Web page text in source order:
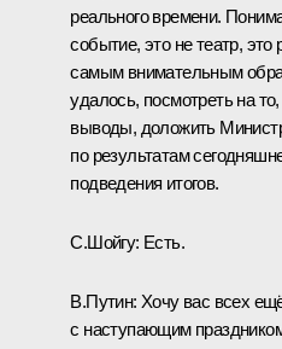
реального времени.
событие, это не театр,
самым внимательным
удалось, посмотреть на
выводы, доложить
по результатам
подведения итогов.
С.Шойгу: Есть.
В.Путин: Хочу вас всех
с наступающим